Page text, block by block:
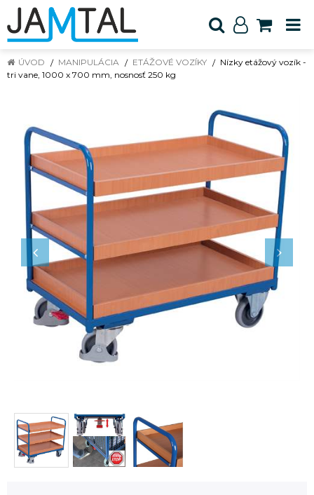
ÚVOD MANIPULÁCIA ETÁŽOVÉ VOZÍKY
Nízky etážový vozík -
tri vane, 1000 x 700 mm, nosnosť 250 kg